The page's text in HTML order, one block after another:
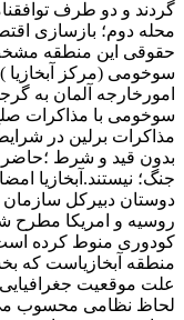
گردند و دو طرف
محله دوم؛ بازسازی
حقوقی این منطقه
سوخومی (مرکز آبخازیا )
امورخارجه آلمان به
سوخومی با مذاکرات
مذاکرات برلین در
بدون قید و شرط ؛حاضر
جنگ؛ نیستند.آبخازیا
دوستان دبیرکل سازمان
روسیه و امریکا مطرح
کودوری منوط کرده
منطقه آبخازیاست که
علت موقعیت جغرافیایی
لحاظ نظامی محسوب